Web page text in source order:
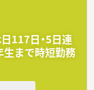
、調剤部門と店舗
生活を支えていま
務環境が整備され
とを大切にしま
117日・5日連
生まで時短勤務